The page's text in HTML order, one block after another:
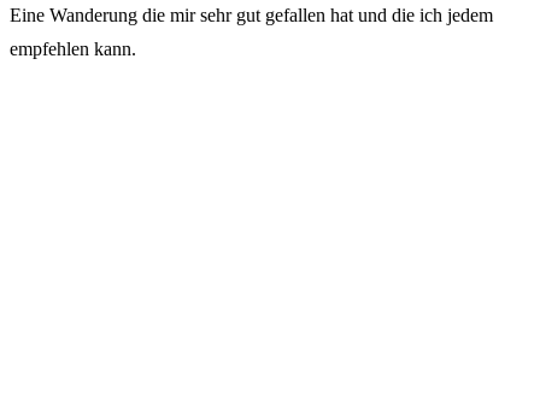
Eine Wanderung die mir sehr gut gefallen hat und die ich jedem
empfehlen kann.